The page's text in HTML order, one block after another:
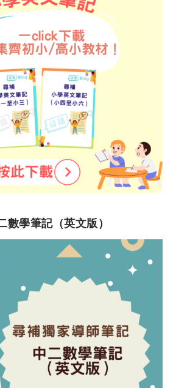
數學筆記（英文版）